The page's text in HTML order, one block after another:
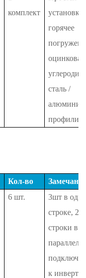
комплект
установка,
горячее
сталь /
профили
Кол-во
6шт.
3шт в
строке, 2
строки в
к